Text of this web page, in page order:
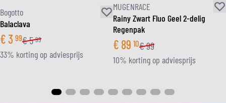
Bogotto
Balaclava
€3 99€5 99
33% korting op adviesprijs
MUGENRACE
Rainy Zwart Fluo Geel 2-delig
Regenpak
€ 89 10€99
10% korting op adviesprijs